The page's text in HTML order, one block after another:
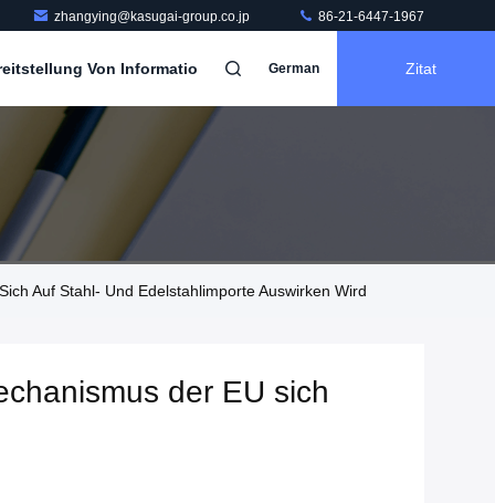
zhangying@kasugai-group.co.jp 86-21-6447-1967
Von Informatio German Zitat
Auf Stahl- Und Edelstahlimporte Auswirken Wird
der EU sich